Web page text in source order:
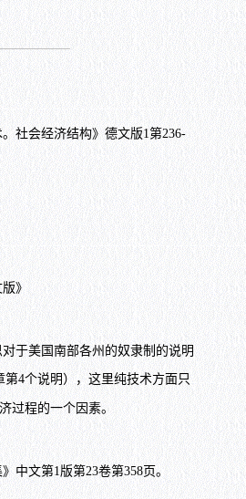
社会经济结构》德文版1第236-
》
于美国南部各州的奴隶制的说明
第4个说明），这里纯技术方面只
过程的一个因素。
中文第1版第23卷第358页。